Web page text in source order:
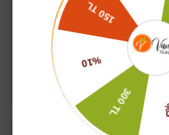
BAMBALA
Zencefilli Tarçınlı Kurabiye
125g - Bambala
₺ 145.00